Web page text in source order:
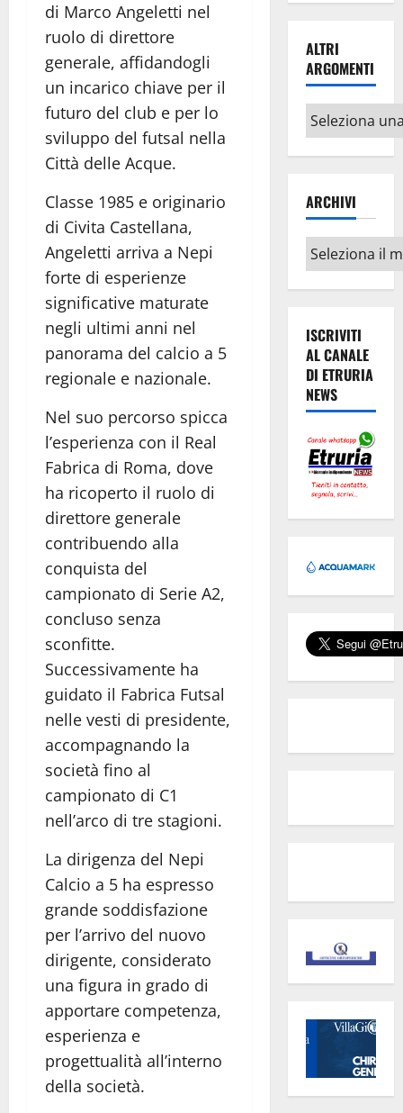
di Marco Angeletti nel
ruolo di direttore
generale, affidandogli
un incarico chiave per il
futuro del club e per lo
sviluppo del futsal nella
Città delle Acque.
Classe 1985 e originario
di Civita Castellana,
Angeletti arriva a Nepi
forte di esperienze
significative maturate
negli ultimi anni nel
panorama del calcio a 5
regionale e nazionale.
Nel suo percorso spicca
l’esperienza con il Real
Fabrica di Roma, dove
ha ricoperto il ruolo di
direttore generale
contribuendo alla
conquista del
campionato di Serie A2,
concluso senza
sconfitte.
Successivamente ha
guidato il Fabrica Futsal
nelle vesti di presidente,
accompagnando la
società fino al
campionato di C1
nell’arco di tre stagioni.
La dirigenza del Nepi
Calcio a 5 ha espresso
grande soddisfazione
per l’arrivo del nuovo
dirigente, considerato
una figura in grado di
apportare competenza,
esperienza e
progettualità all’interno
della società.
ALTRI
ARGOMENTI
Altri
argomenti
ARCHIVI
Archivi
ISCRIVITI
AL CANALE
DI ETRURIA
NEWS